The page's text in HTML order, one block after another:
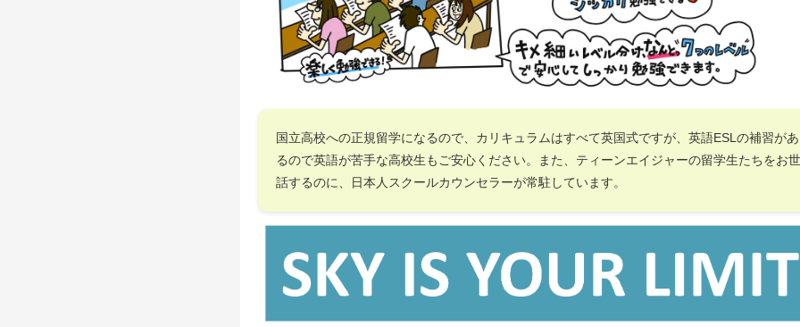
国立高校への正規留学になるので、カリキュラムはすべて英国式ですが、英語ESLの補習があ
るので英語が苦手な高校生もご安心ください。また、ティーンエイジャーの留学生たちをお世
話するのに、日本人スクールカウンセラーが常駐しています。